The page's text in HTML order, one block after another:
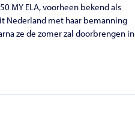
MY ELA, voorheen bekend als
Nederland met haar bemanning
ze de zomer zal doorbrengen in